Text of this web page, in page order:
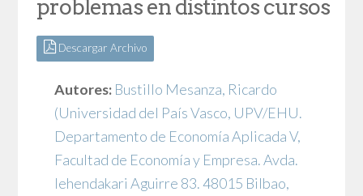
problemas en distintos cursos
Descargar Archivo
Autores: Bustillo Mesanza, Ricardo
(Universidad del País Vasco, UPV/EHU.
Departamento de Economía Aplicada V,
Facultad de Economía y Empresa. Avda.
lehendakari Aguirre 83. 48015 Bilbao,